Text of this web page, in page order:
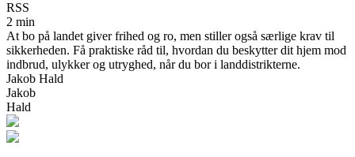
RSS
2 min
At bo på landet giver frihed og ro, men stiller også særlige krav til
sikkerheden. Få praktiske råd til, hvordan du beskytter dit hjem mod
indbrud, ulykker og utryghed, når du bor i landdistrikterne.
Jakob Hald
Jakob
Hald